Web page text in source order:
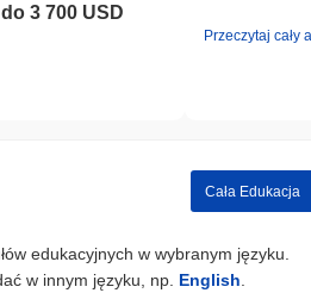
3 700 USD
Przeczytaj cały
Cała Edukacja
edukacyjnych w wybranym języku.
w innym języku, np. English.